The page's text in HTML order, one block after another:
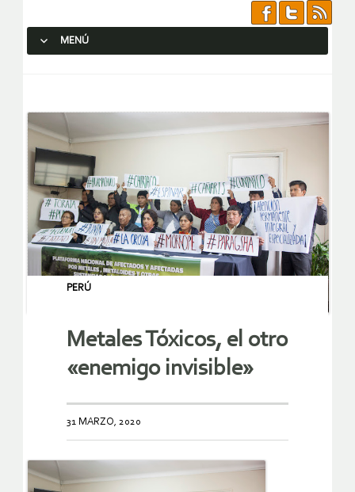
MENÚ
PERÚ
Metales Tóxicos, el otro
«enemigo invisible»
31 MARZO, 2020